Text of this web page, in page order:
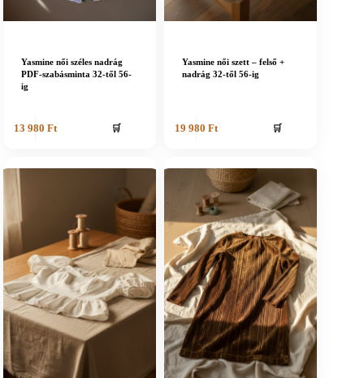
Yasmine női széles nadrág
PDF-szabásminta 32-től 56-
ig
13 980 Ft 🛒
Yasmine női szett – felső +
nadrág 32-től 56-ig
19 980 Ft 🛒